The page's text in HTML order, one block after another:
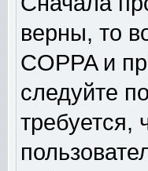
верны, то
COPPA и
следуйте
требуется,